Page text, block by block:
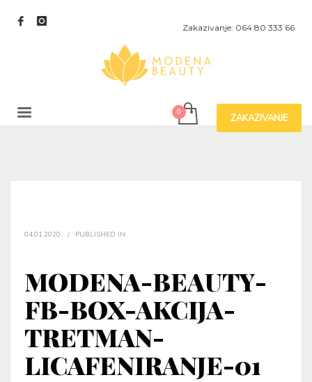
Zakazivanje: 064 80 333 66
ZAKAZIVANJE
04.01.2020. / PUBLISHED IN
MODENA-BEAUTY-
FB-BOX-AKCIJA-
TRETMAN-
LICAFENIRANJE-01